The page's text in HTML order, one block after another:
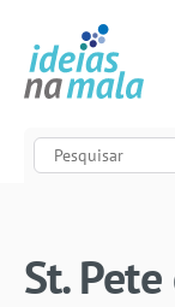
St.